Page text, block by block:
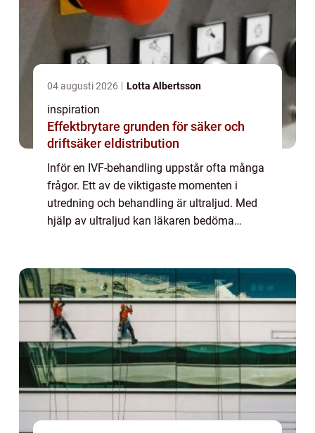
04 augusti 2026 Lotta Albertsson
inspiration
Effektbrytare grunden för säker och
driftsäker eldistribution
Inför en IVF-behandling uppstår ofta många
frågor. Ett av de viktigaste momenten i
utredning och behandling är ultraljud. Med
hjälp av ultraljud kan läkaren bedöma
individanpa...